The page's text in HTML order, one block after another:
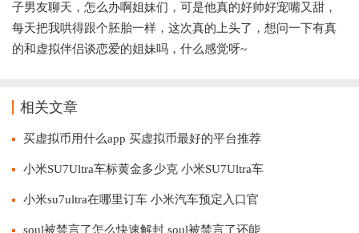
子男友聊天，怎么办啊姐妹们，可是他真的好帅好宠嘴又甜，
每天把我哄得跟个胚胎一样，这次真的上头了，想问一下有真
的和虚拟伴侣谈恋爱的姐妹吗，什么感觉呀~
相关文章
买虚拟币用什么app 买虚拟币最好的平台推荐
小米SU7Ultra车标黄金多少克 小米SU7Ultra车
小米su7ultra在哪里订车 小米汽车预定入口官
soul被禁言了怎么快速解封 soul被禁言了还能